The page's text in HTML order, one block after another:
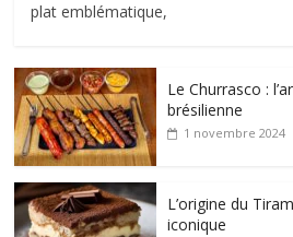
plat emblématique,
Le Churrasco :
brésilienne
1 novembre 2024
L’origine du
iconique